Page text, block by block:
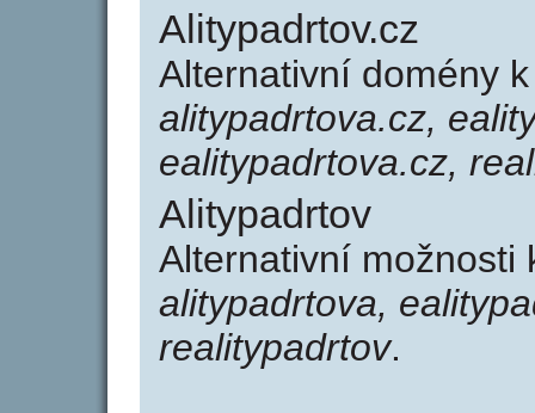
Alitypadrtov.cz
Alternativní domény
alitypadrtova.cz,
ealitypadrtova.cz,
Alitypadrtov
Alternativní možnosti
alitypadrtova,
realitypadrtov.